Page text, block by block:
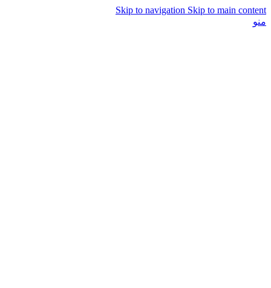
Skip to navigation Skip to main content
منو